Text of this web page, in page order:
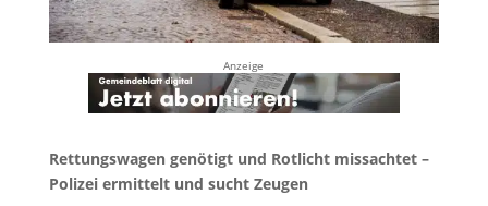
Anzeige
Rettungswagen genötigt und Rotlicht missachtet –
Polizei ermittelt und sucht Zeugen